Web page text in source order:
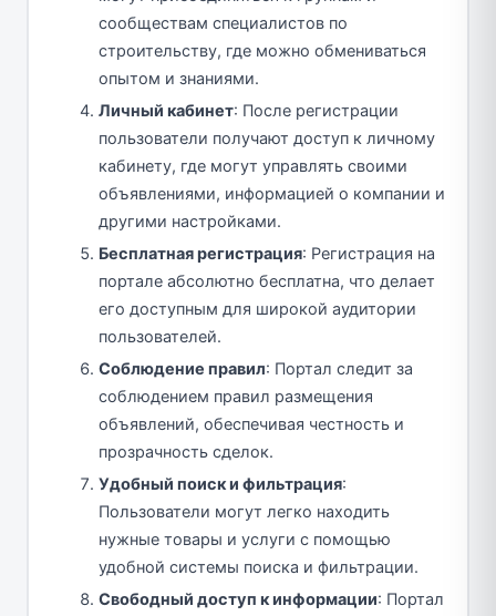
сообществам специалистов по
строительству, где можно обмениваться
опытом и знаниями.
Личный кабинет: После регистрации
пользователи получают доступ к личному
кабинету, где могут управлять своими
объявлениями, информацией о компании и
другими настройками.
Бесплатная регистрация: Регистрация на
портале абсолютно бесплатна, что делает
его доступным для широкой аудитории
пользователей.
Соблюдение правил: Портал следит за
соблюдением правил размещения
объявлений, обеспечивая честность и
прозрачность сделок.
Удобный поиск и фильтрация:
Пользователи могут легко находить
нужные товары и услуги с помощью
удобной системы поиска и фильтрации.
Свободный доступ к информации: Портал